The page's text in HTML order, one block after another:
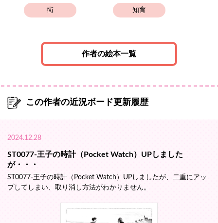
街 知育
作者の絵本一覧
この作者の近況ボード更新履歴
2024.12.28
ST0077-王子の時計（Pocket Watch）UPしました
が・・・
ST0077-王子の時計（Pocket Watch）UPしましたが、二重にアッ
プしてしまい、取り消し方法がわかりません。